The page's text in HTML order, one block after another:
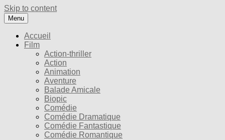
Skip to content
Menu
Accueil
Film
Action-thriller
Action
Animation
Aventure
Balade Amicale
Biopic
Comédie
Comédie Dramatique
Comédie Fantastique
Comédie Romantique